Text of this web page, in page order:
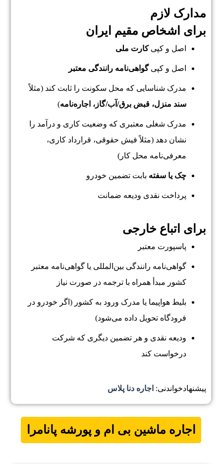
مدارک لازم
برای اشخاص مقیم ایران
اصل و کپیکارت ملی
اصل و کپیگواهی‌نامه رانندگی معتبر
مدرک شناسایی که محل سکونت را ثابت کند (مثلاً
سند منزل، قبض برق/آب/گاز، اجاره‌نامه)
مدرک شغلی معتبری که وضعیت کاری و درآمد را
نشان دهد (مثلاً فیش حقوقی، قرارداد کاری،
معرفی‌نامه محل کار)
چک یا سفته بابت تضمین خودرو
پرداخت نقدی ودیعه ضمانت
برای اتباع خارجی
پاسپورت معتبر
گواهی‌نامه رانندگی بین‌المللی یا گواهی‌نامه معتبر
کشور مبدأ همراه با ترجمه در صورت نیاز
بلیط هواپیما یا مدرک ورود به کشور (اگر خودرو در
فرودگاه تحویل داده می‌شود)
ودیعه نقدی و هر تضمین دیگری که شرکت
درخواست کند
پیشنهادخواندنی: اجاره دنا پلاس
اجاره ماشین بی ام و پورشه پانامرا